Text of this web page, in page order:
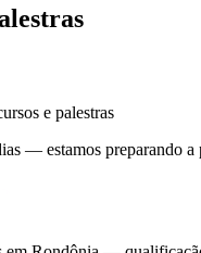
e palestras
— estamos preparando a